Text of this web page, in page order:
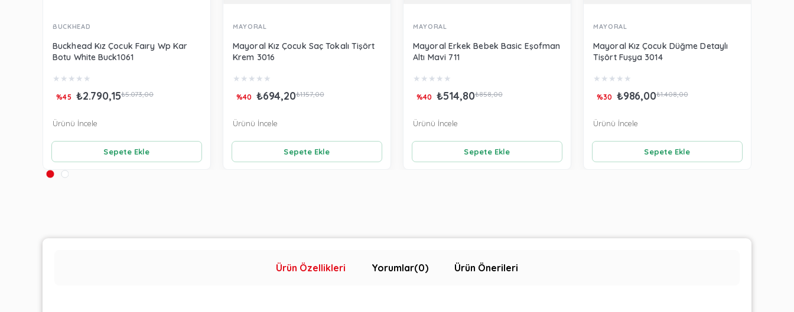
BUCKHEAD
Buckhead Kız Çocuk Faıry Wp Kar
Botu White Buck1061
★ ★ ★ ★ ★
₺2.790,15₺5.073,00
%45
Sepete Ekle
Ürünü İncele
MAYORAL
Mayoral Kız Çocuk Saç Tokalı Tişört
Krem 3016
★ ★ ★ ★ ★
₺694,20₺1.157,00
%40
Sepete Ekle
Ürünü İncele
MAYORAL
Mayoral Erkek Bebek Basic Eşofman
Altı Mavi 711
★ ★ ★ ★ ★
₺514,80₺858,00
%40
Sepete Ekle
Ürünü İncele
MAYORAL
Mayoral Kız Çocuk Düğme Detaylı
Tişört Fuşya 3014
★ ★ ★ ★ ★
₺986,00₺1.408,00
%30
Sepete Ekle
Ürünü İncele
Ürün Özellikleri Yorumlar(0) Ürün Önerileri